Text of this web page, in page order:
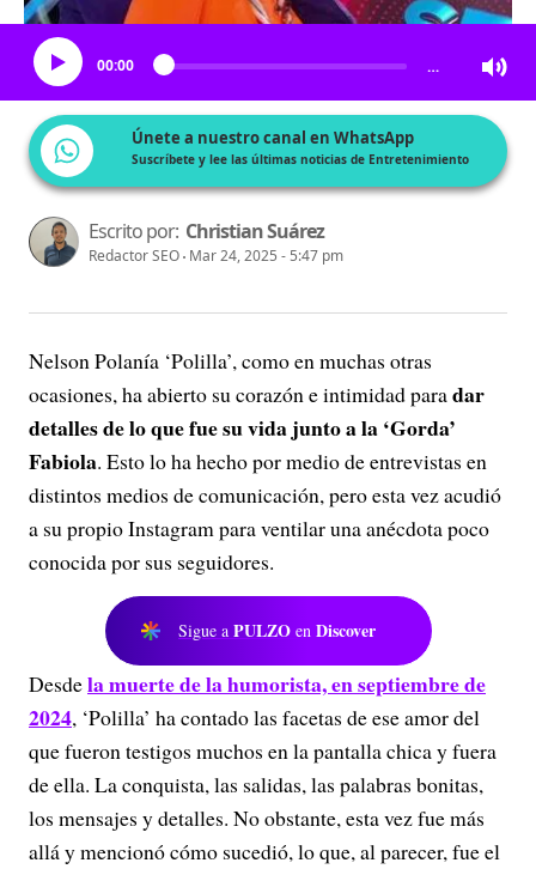
Escucha el artículo
00:00 …
Únete a nuestro canal en WhatsApp
Suscríbete y lee las últimas noticias de Entretenimiento
Escrito por: Christian Suárez
Redactor SEO Mar 24, 2025 - 5:47 pm
Nelson Polanía ‘Polilla’, como en muchas otras
ocasiones, ha abierto su corazón e intimidad paradar
detalles de lo que fue su vida junto a la ‘Gorda’
Fabiola. Esto lo ha hecho por medio de entrevistas en
distintos medios de comunicación, pero esta vez acudió
a su propio Instagram para ventilar una anécdota poco
conocida por sus seguidores.
Sigue a PULZO en Discover
Desdela muerte de la humorista, en septiembre de
2024, ‘Polilla’ ha contado las facetas de ese amor del
que fueron testigos muchos en la pantalla chica y fuera
de ella. La conquista, las salidas, las palabras bonitas,
los mensajes y detalles. No obstante, esta vez fue más
allá y mencionó cómo sucedió, lo que, al parecer, fue el